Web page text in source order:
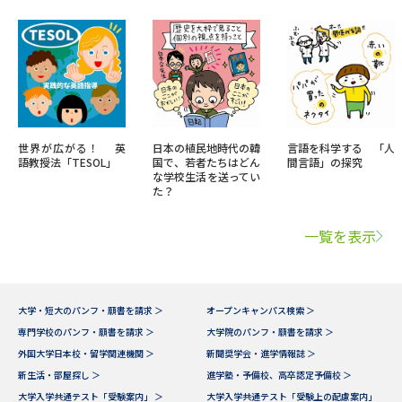
世界が広がる！ 英
語教授法「TESOL」
日本の植民地時代の韓
国で、若者たちはどん
な学校生活を送ってい
た？
言語を科学する 「人
間言語」の探究
一覧を表示
大学・短大のパンフ・願書を請求 ＞
オープンキャンパス検索 ＞
専門学校のパンフ・願書を請求 ＞
大学院のパンフ・願書を請求 ＞
外国大学日本校・留学関連機関 ＞
新聞奨学会・進学情報誌 ＞
新生活・部屋探し ＞
進学塾・予備校、高卒認定予備校 ＞
大学入学共通テスト「受験案内」 ＞
大学入学共通テスト「受験上の配慮案内」